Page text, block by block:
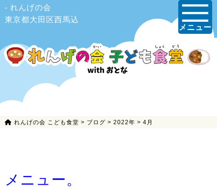
- れんげの会
東京都大田区西馬込
メニュー
れんげの会 こども食堂 > ブログ > 2022年 > 4月
メニュー。